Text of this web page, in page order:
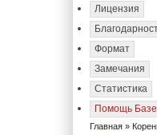
Лицензия
Формат
Замечания
Статистика
Помощь Базе
Главная »